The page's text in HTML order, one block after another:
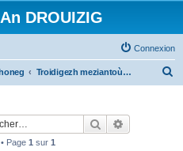
DROUIZIG
Connexion
Troidigezh meziantoù all (frank a wirioù evit an darn vrasañ anezho)
Rechercher
Page 1 sur 1